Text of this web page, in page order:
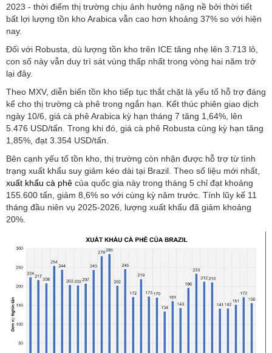
2023 - thời điểm thị trường chịu ảnh hưởng nặng nề bởi thời tiết
bất lợi lượng tồn kho Arabica vẫn cao hơn khoảng 37% so với hiện
nay.
Đối với Robusta, dù lượng tồn kho trên ICE tăng nhẹ lên 3.713 lô,
con số này vẫn duy trì sát vùng thấp nhất trong vòng hai năm trở
lại đây.
Theo MXV, diễn biến tồn kho tiếp tục thắt chặt là yếu tố hỗ trợ đáng
kể cho thị trường cà phê trong ngắn hạn. Kết thúc phiên giao dịch
ngày 10/6, giá cà phê Arabica kỳ hạn tháng 7 tăng 1,64%, lên
5.476 USD/tấn. Trong khi đó, giá cà phê Robusta cùng kỳ hạn tăng
1,85%, đạt 3.354 USD/tấn.
Bên cạnh yếu tố tồn kho, thị trường còn nhận được hỗ trợ từ tình
trạng xuất khẩu suy giảm kéo dài tại Brazil. Theo số liệu mới nhất,
xuất khẩu cà phê của quốc gia này trong tháng 5 chỉ đạt khoảng
155.600 tấn, giảm 8,6% so với cùng kỳ năm trước. Tính lũy kế 11
tháng đầu niên vụ 2025-2026, lượng xuất khẩu đã giảm khoảng
20%.